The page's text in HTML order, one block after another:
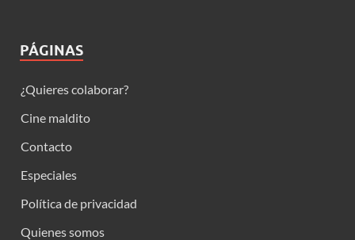
PÁGINAS
¿Quieres colaborar?
Cine maldito
Contacto
Especiales
Política de privacidad
Quienes somos